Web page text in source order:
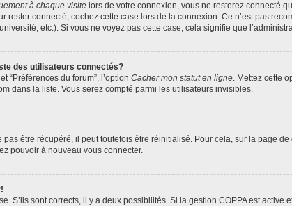
à chaque visite lors de votre connexion, vous ne resterez connecté
rester connecté, cochez cette case lors de la connexion. Ce n’est pas
etc.). Si vous ne voyez pas cette case, cela signifie que
des utilisateurs connectés?
“Préférences du forum”, l’option Cacher mon statut en ligne. Mettez cette
dans la liste. Vous serez compté parmi les utilisateurs invisibles.
être récupéré, il peut toutefois être réinitialisé. Pour cela, sur la page
pouvoir à nouveau vous connecter.
S’ils sont corrects, il y a deux possibilités. Si la gestion COPPA est active